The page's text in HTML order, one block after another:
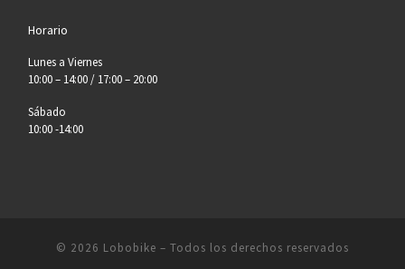
Horario
Lunes a Viernes
10:00 – 14:00 / 17:00 – 20:00
Sábado
10:00 -14:00
© 2026 Lobobike – Todos los derechos reservados